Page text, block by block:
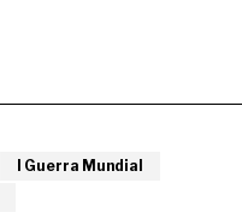
I Guerra Mundial